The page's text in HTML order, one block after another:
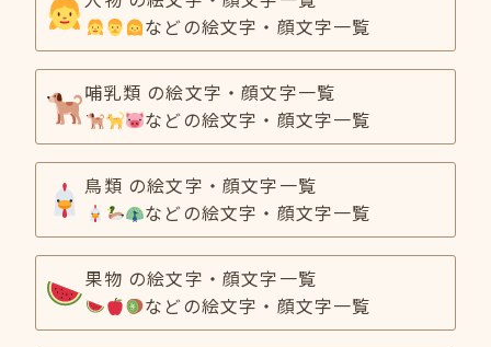
などの絵文字・顔文字一覧
哺乳類 の絵文字・顔文字一覧
などの絵文字・顔文字一覧
鳥類 の絵文字・顔文字一覧
などの絵文字・顔文字一覧
果物 の絵文字・顔文字一覧
などの絵文字・顔文字一覧